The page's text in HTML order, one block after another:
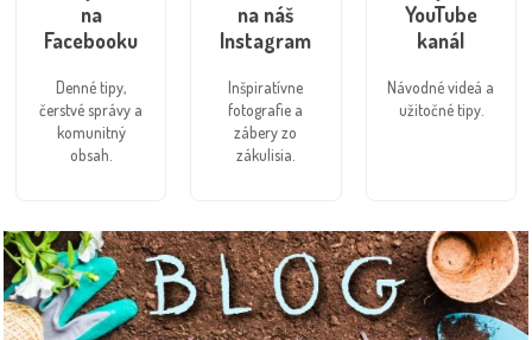
na
Facebooku
Denné tipy,
čerstvé správy a
komunitný
obsah.
na náš
Instagram
Inšpiratívne
fotografie a
zábery zo
zákulisia.
YouTube
kanál
Návodné videá a
užitočné tipy.